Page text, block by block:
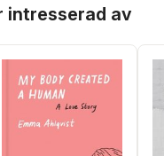
intresserad av